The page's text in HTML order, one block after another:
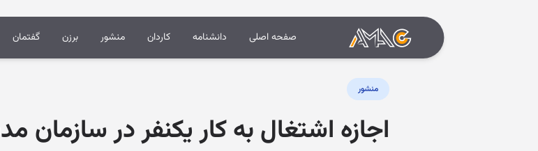
صفحه اصلی دانشنامه کاردان منشور برزن گفتمان
منشور
اجازه اشتغال به کار یکنفر در سازمان